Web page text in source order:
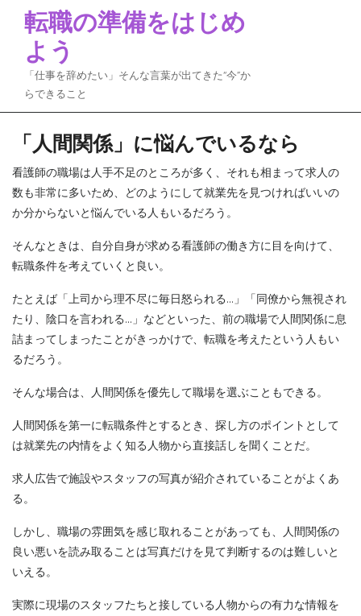
content
転職の準備をはじめ
よう
「仕事を辞めたい」そんな言葉が出てきた“今”か
らできること
「人間関係」に悩んでいるなら
看護師の職場は人手不足のところが多く、それも相まって求人の
数も非常に多いため、どのようにして就業先を見つければいいの
か分からないと悩んでいる人もいるだろう。
そんなときは、自分自身が求める看護師の働き方に目を向けて、
転職条件を考えていくと良い。
たとえば「上司から理不尽に毎日怒られる…」「同僚から無視され
たり、陰口を言われる…」などといった、前の職場で人間関係に息
詰まってしまったことがきっかけで、転職を考えたという人もい
るだろう。
そんな場合は、人間関係を優先して職場を選ぶこともできる。
人間関係を第一に転職条件とするとき、探し方のポイントとして
は就業先の内情をよく知る人物から直接話しを聞くことだ。
求人広告で施設やスタッフの写真が紹介されていることがよくあ
る。
しかし、職場の雰囲気を感じ取れることがあっても、人間関係の
良い悪いを読み取ることは写真だけを見て判断するのは難しいと
いえる。
実際に現場のスタッフたちと接している人物からの有力な情報を